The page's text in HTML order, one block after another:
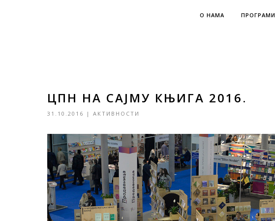
О НАМА ПРОГРАМИ
ЦПН НА САЈМУ КЊИГА 2016.
31.10.2016 | АКТИВНОСТИ